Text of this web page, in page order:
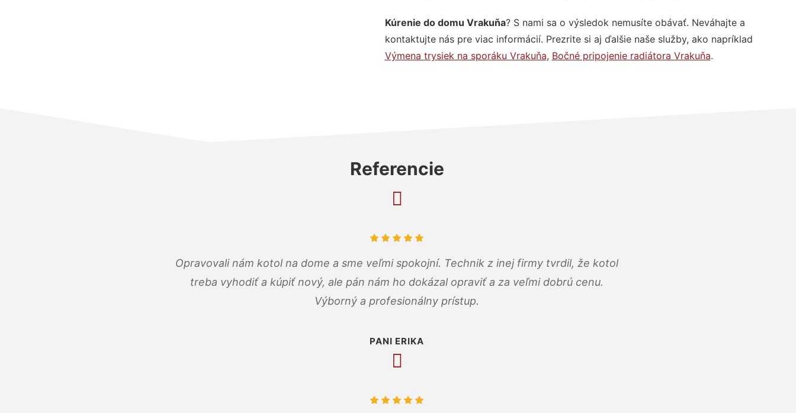
Kúrenie do domu Vrakuňa? S nami sa o výsledok nemusíte obávať. Neváhajte a
kontaktujte nás pre viac informácií. Prezrite si aj ďalšie naše služby, ako napríklad
Výmena trysiek na sporáku Vrakuňa, Bočné pripojenie radiátora Vrakuňa.
Referencie
Opravovali nám kotol na dome a sme veľmi spokojní. Technik z inej firmy tvrdil, že kotol
treba vyhodiť a kúpiť nový, ale pán nám ho dokázal opraviť a za veľmi dobrú cenu.
Výborný a profesionálny prístup.
PANI ERIKA